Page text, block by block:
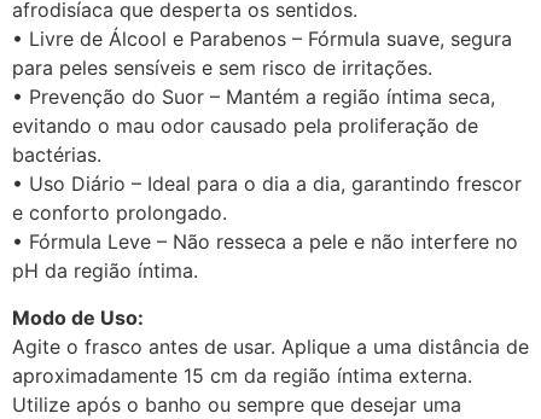
afrodisíaca que desperta os sentidos.
• Livre de Álcool e Parabenos – Fórmula suave, segura
para peles sensíveis e sem risco de irritações.
• Prevenção do Suor – Mantém a região íntima seca,
evitando o mau odor causado pela proliferação de
bactérias.
• Uso Diário – Ideal para o dia a dia, garantindo frescor
e conforto prolongado.
• Fórmula Leve – Não resseca a pele e não interfere no
pH da região íntima.
Modo de Uso:
Agite o frasco antes de usar. Aplique a uma distância de
aproximadamente 15 cm da região íntima externa.
Utilize após o banho ou sempre que desejar uma